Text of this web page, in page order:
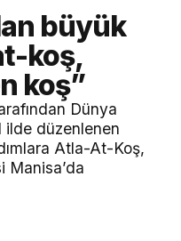
büyük
koş,
koş”
Dünya
ilde düzenlenen
Atla-At-Koş,
Manisa’da